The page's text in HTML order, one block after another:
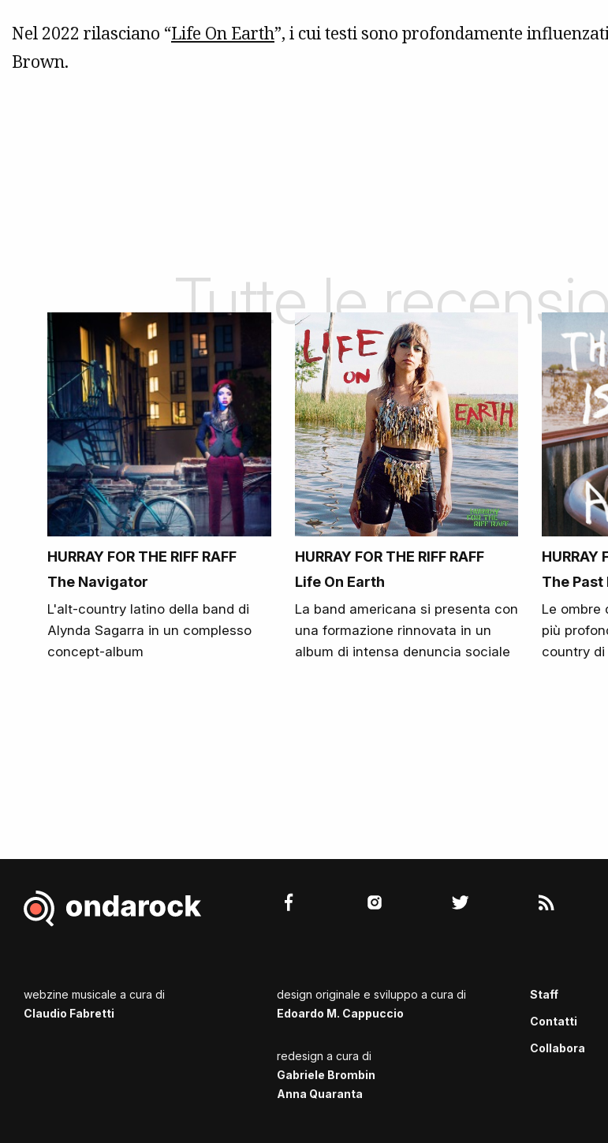
Nel 2022 rilasciano “Life On Earth”, i cui testi sono profondamente
Brown.
Tutte le
HURRAY FOR THE RIFF RAFF
The Navigator
L'alt-country latino della band di
Alynda Sagarra in un complesso
concept-album
HURRAY FOR THE RIFF RAFF
Life On Earth
La band americana si presenta con
una formazione rinnovata in un
album di intensa denuncia sociale
HURRAY
The
Le ombre
più
country di
webzine musicale a cura di
Claudio Fabretti
design originale e sviluppo a cura di
Edoardo M. Cappuccio
redesign a cura di
Gabriele Brombin
Anna Quaranta
Staff
Contatti
Collabora